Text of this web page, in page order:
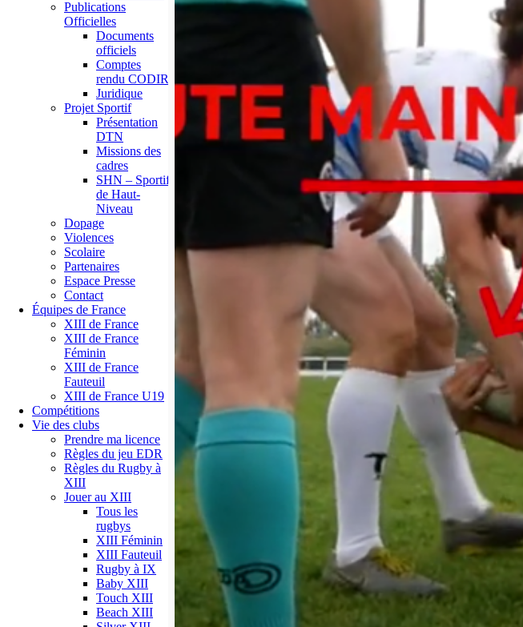
Publications
Officielles
Documents
officiels
Comptes
rendu CODIR
Juridique
Projet Sportif
Présentation
DTN
Missions des
cadres
SHN – Sportif
de Haut-
Niveau
Dopage
Violences
Scolaire
Partenaires
Espace Presse
Contact
Équipes de France
XIII de France
XIII de France
Féminin
XIII de France
Fauteuil
XIII de France U19
Compétitions
Vie des clubs
Prendre ma licence
Règles du jeu EDR
Règles du Rugby à
XIII
Jouer au XIII
Tous les
rugbys
XIII Féminin
XIII Fauteuil
Rugby à IX
Baby XIII
Touch XIII
Beach XIII